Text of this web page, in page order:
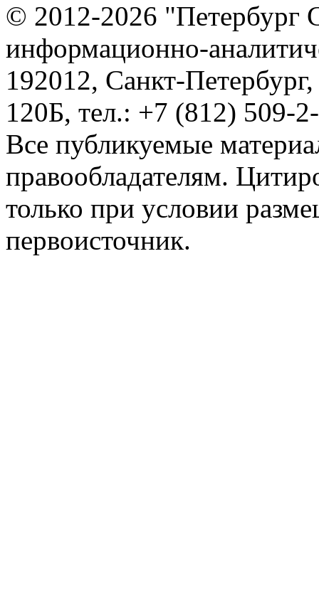
© 2012-2026 "Петербург
информационно-
192012, Санкт-
120Б, тел.: +7 (812) 509-
Все публикуемые
правообладателям.
только при условии
первоисточник.